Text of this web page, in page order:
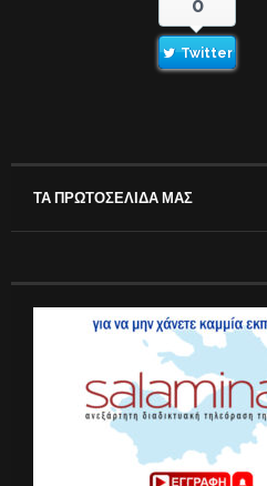
0
Twitter
ΤΑ ΠΡΩΤΟΣΕΛΙΔΑ ΜΑΣ